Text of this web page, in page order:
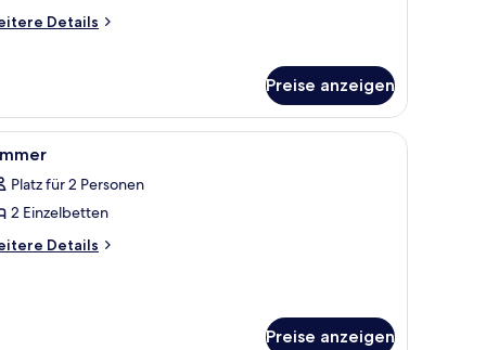
Details
Preise anzeigen
einem runden Spiegel, einem Fenster mit Blick auf Grünflächen und
Ein Schlafzimmer mit zwei Betten, einem
1
Platz für 2 Personen
2 Einzelbetten
Details
Preise anzeigen